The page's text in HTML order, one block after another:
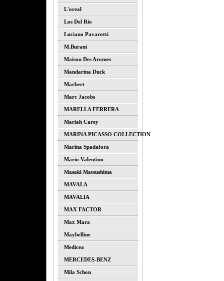
L'oreal
Los Del Rio
Luciano Pavarotti
M.burani
Maison Des Aromes
Mandarina Duck
Marbert
Marc Jacobs
MARELLA FERRERA
Mariah Carey
MARINA PICASSO COLLECTION
Marina Spadafora
Mario Valentino
Masaki Matsushima
MAVALA
MAVALIA
MAX FACTOR
Max Mara
Maybelline
Medicea
MERCEDES-BENZ
Mila Schon